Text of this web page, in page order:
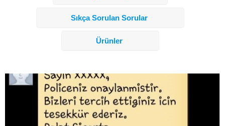
Sıkça Sorulan Sorular
Ürünler